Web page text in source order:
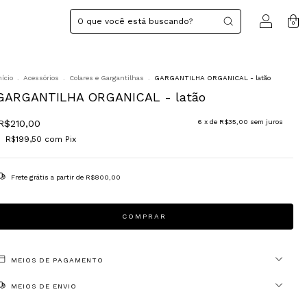
0
Acessórios Colares e Gargantilhas GARGANTILHA ORGANICAL - latão
ORGANICAL - latão
6 x de R$35,00 sem juros
R$199,50 com Pix
Frete grátisa partir de R$800,00
MEIOS DE PAGAMENTO
MEIOS DE ENVIO